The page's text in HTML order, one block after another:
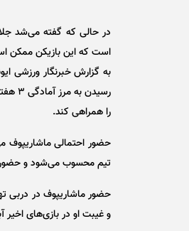
در حالی که گفته می‌شد
است که این بازیکن ممکن
به گزارش خبرنگار ورزشی
را همراهی کند.
حضور احتمالی ماشاریپوف
تیم محسوب می‌شود و حضورش
حضور ماشاریپوف در دربی
و غیبت او در بازی‌های اخیر